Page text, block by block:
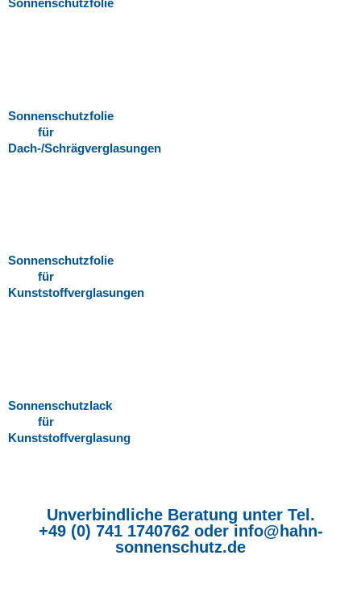
Sonnenschutzfolie
Sonnenschutzfolie
für
Dach-/Schrägverglasungen
Sonnenschutzfolie
für
Kunststoffverglasungen
Sonnenschutzlack
für
Kunststoffverglasung
Unverbindliche Beratung unter Tel.
+49 (0) 741 1740762oder info@hahn-
sonnenschutz.de